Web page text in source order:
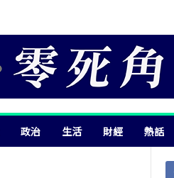
政治 生活 財經 熱話